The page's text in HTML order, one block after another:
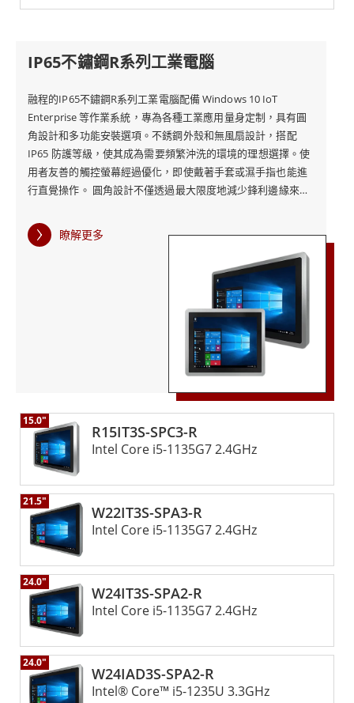
IP65不鏽鋼R系列工業電腦
融程的IP65不鏽鋼R系列工業電腦配備 Windows 10 IoT
Enterprise 等作業系統，專為各種工業應用量身定制，具有圓
角設計和多功能安裝選項。不銹鋼外殼和無風扇設計，搭配
IP65 防護等級，使其成為需要頻繁沖洗的環境的理想選擇。使
用者友善的觸控螢幕經過優化，即使戴著手套或濕手指也能進
行直覺操作。 圓角設計不僅透過最大限度地減少鋒利邊緣來提
準至關重要。多種安裝選項，包括站立或懸掛位置，提供了滿
足各種操作需求的靈活性。這些工業電腦配備了一系列 I/O
埠，例如 USB、RS232 和乙太網路，確保強大的連接性和相容
性。 融程的IP65不鏽鋼R系列工業電腦經久耐用，採用優質材
料和先進的工程設計，在惡劣環境下提供卓越的耐腐蝕性和可
靠的性能。 Windows 10 IoT Enterprise 的加入帶來了先進的
功能和功能，使這些工業電腦成為工業應用的強大且多功能的
瞭解更多
R15IT3S-SPC3-R
15.0"
Intel Core i5-1135G7 2.4GHz
W22IT3S-SPA3-R
21.5"
Intel Core i5-1135G7 2.4GHz
W24IT3S-SPA2-R
24.0"
Intel Core i5-1135G7 2.4GHz
W24IAD3S-SPA2-R
24.0"
Intel® Core™ i5-1235U 3.3GHz